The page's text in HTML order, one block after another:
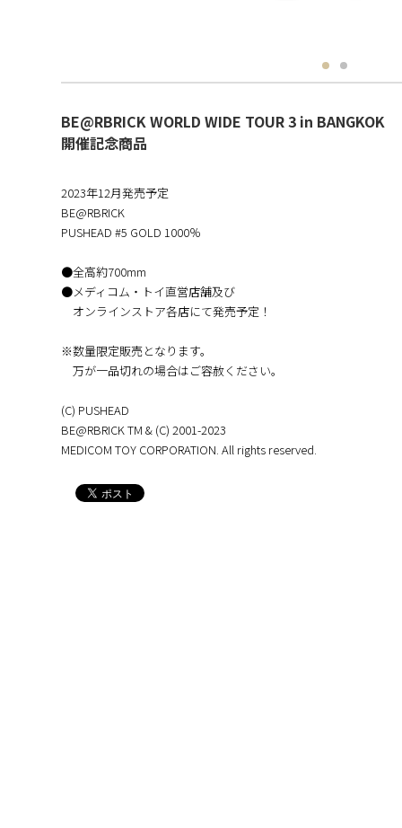
BE@RBRICK WORLD WIDE TOUR 3 in BANGKOK
開催記念商品
2023年12月発売予定
BE@RBRICK
PUSHEAD #5 GOLD 1000％
●全高約700mm
●メディコム・トイ直営店舗及び
オンラインストア各店にて発売予定！
※数量限定販売となります。
万が一品切れの場合はご容赦ください。
(C) PUSHEAD
BE@RBRICK TM & (C) 2001-2023
MEDICOM TOY CORPORATION. All rights reserved.